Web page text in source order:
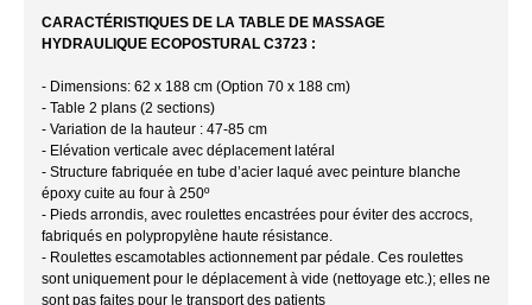
CARACTÉRISTIQUES DE LA TABLE DE MASSAGE
HYDRAULIQUE ECOPOSTURAL C3723 :
- Dimensions: 62 x 188 cm (Option 70 x 188 cm)
- Table 2 plans (2 sections)
- Variation de la hauteur : 47-85 cm
- Elévation verticale avec déplacement latéral
- Structure fabriquée en tube d’acier laqué avec peinture blanche
époxy cuite au four à 250º
- Pieds arrondis, avec roulettes encastrées pour éviter des accrocs,
fabriqués en polypropylène haute résistance.
- Roulettes escamotables actionnement par pédale. Ces roulettes
sont uniquement pour le déplacement à vide (nettoyage etc.); elles ne
sont pas faites pour le transport des patients